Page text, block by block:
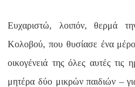
Ευχαριστώ, λοιπόν, θερμά
Κολοβού, που θυσίασε ένα
οικογένειά της όλες αυτές τις
μητέρα δύο μικρών παιδιών –